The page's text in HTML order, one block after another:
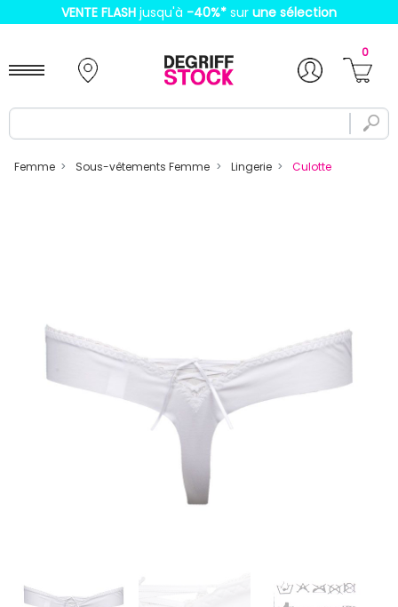
VENTE FLASH jusqu'à -40%* sur une sélection
0
Femme Sous-vêtements Femme Lingerie Culotte